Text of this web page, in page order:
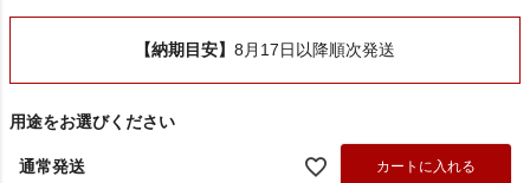
【納期目安】 8月17日以降順次発送
用途をお選びください
通常発送 カートに入れる